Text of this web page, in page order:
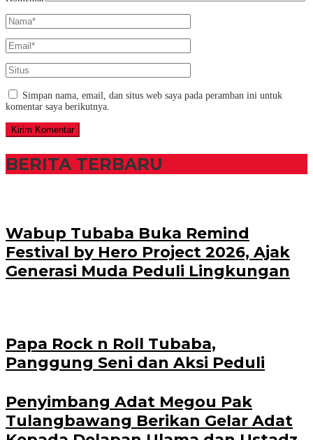
Simpan nama, email, dan situs web saya pada peramban ini untuk
komentar saya berikutnya.
BERITA TERBARU
Wabup Tubaba Buka Remind
Festival by Hero Project 2026, Ajak
Generasi Muda Peduli Lingkungan
Papa Rock n Roll Tubaba,
Panggung Seni dan Aksi Peduli
Penyimbang Adat Megou Pak
Tulangbawang Berikan Gelar Adat